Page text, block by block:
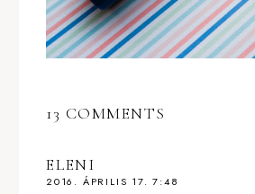
13 COMMENTS
ELENI
2016. ÁPRILIS 17. 7:48